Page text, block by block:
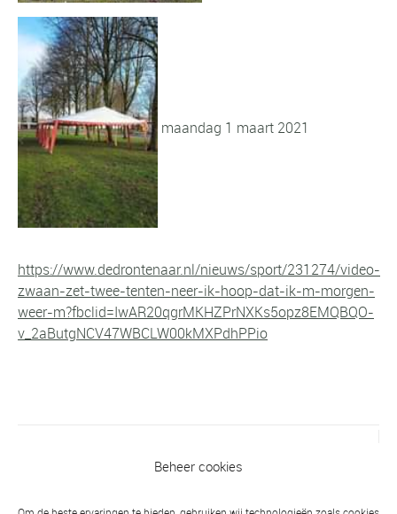
Beheer cookies
maandag 1 maart 2021
https://www.dedrontenaar.nl/nieuws/sport/231274/video-
zwaan-zet-twee-tenten-neer-ik-hoop-dat-ik-m-morgen-
weer-m?fbclid=IwAR20qgrMKHZPrNXKs5opz8EMQBQO-
v_2aButgNCV47WBCLW00kMXPdhPPio
Donderdag 11 maart judolessen